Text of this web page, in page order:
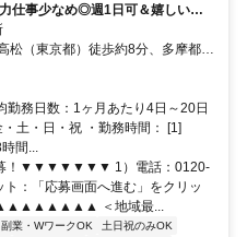
仕事少なめ◎週1日可＆嬉しい日
松（東京都）徒歩約8分、多摩都市
11分、多摩都市モノレール線 泉
勤務日数：1ヶ月あたり4日～20日
土・日・祝 ・勤務時間： [1]
間...
！▼▼▼▼▼▼▼ 1）電話：0120-
：「応募画面へ進む」をクリッ
＜地域最...
副業・WワークOK
土日祝のみOK